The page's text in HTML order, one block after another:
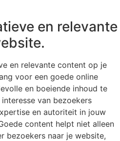
en relevante
en relevante content op je
voor een goede online
en boeiende inhoud te
van bezoekers
en autoriteit in jouw
content helpt niet alleen
bezoekers naar je website,